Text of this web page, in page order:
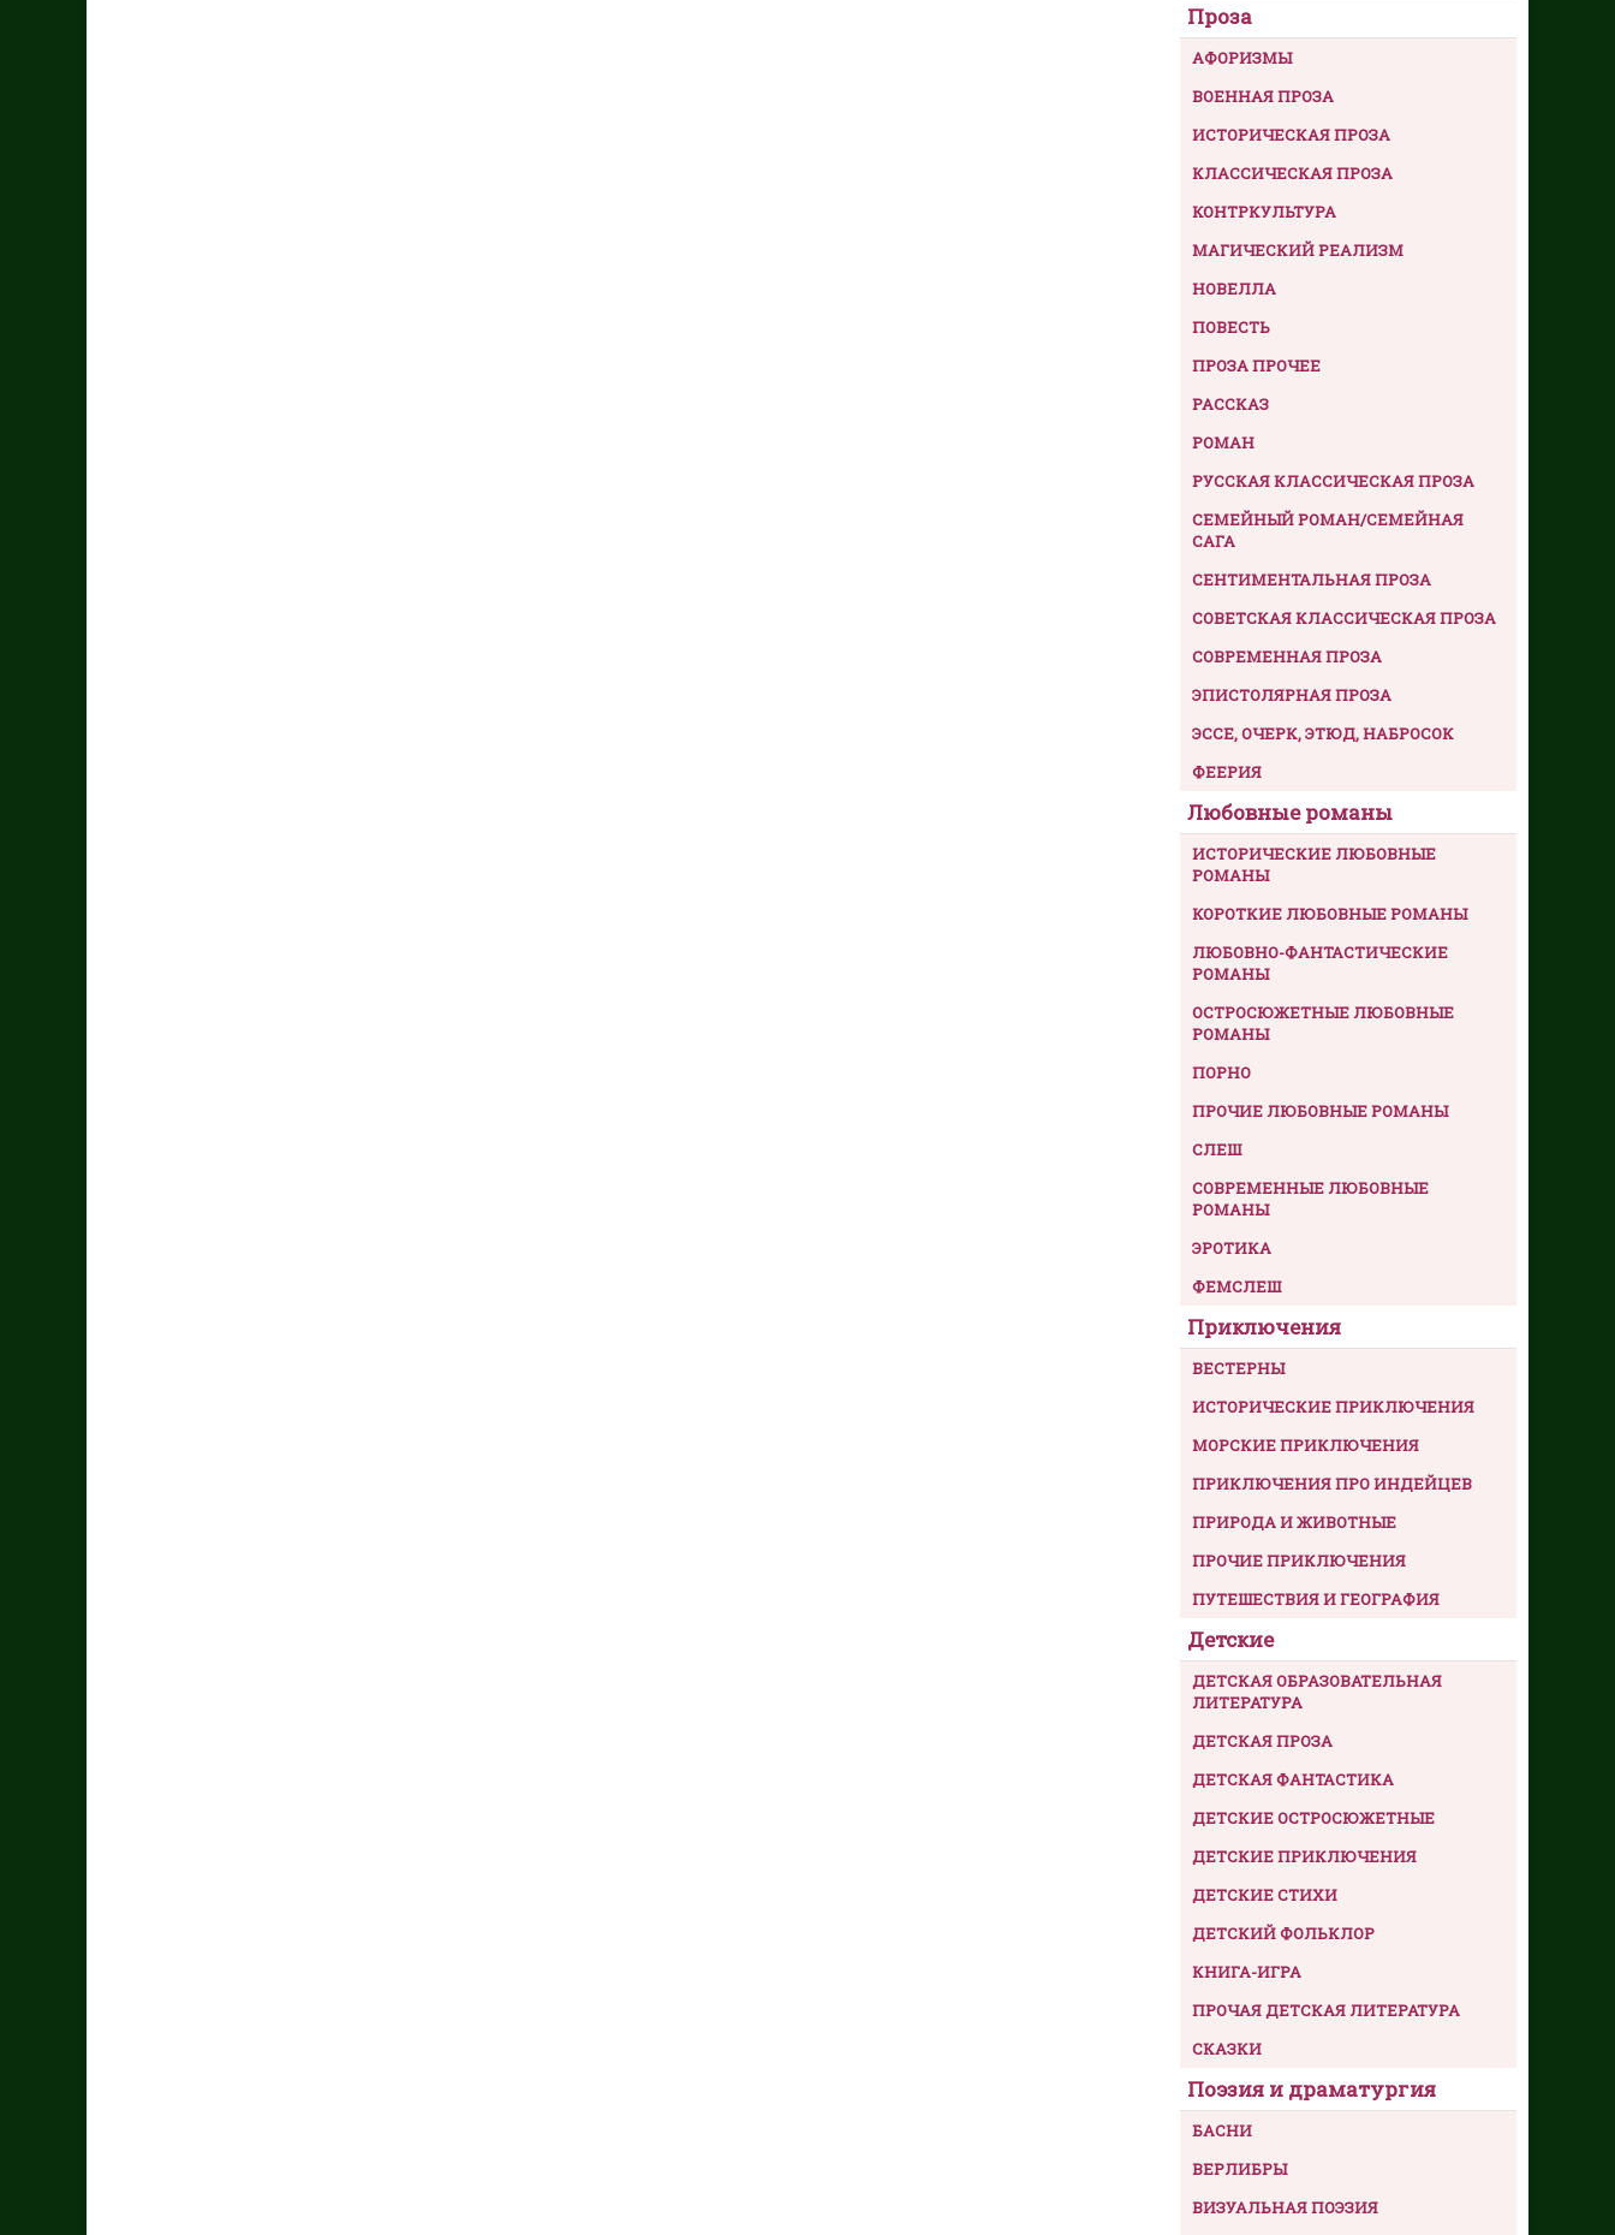
Проза
АФОРИЗМЫ
ВОЕННАЯ ПРОЗА
ИСТОРИЧЕСКАЯ ПРОЗА
КЛАССИЧЕСКАЯ ПРОЗА
КОНТРКУЛЬТУРА
МАГИЧЕСКИЙ РЕАЛИЗМ
НОВЕЛЛА
ПОВЕСТЬ
ПРОЗА ПРОЧЕЕ
РАССКАЗ
РОМАН
РУССКАЯ КЛАССИЧЕСКАЯ ПРОЗА
СЕМЕЙНЫЙ РОМАН/СЕМЕЙНАЯ
САГА
СЕНТИМЕНТАЛЬНАЯ ПРОЗА
СОВЕТСКАЯ КЛАССИЧЕСКАЯ ПРОЗА
СОВРЕМЕННАЯ ПРОЗА
ЭПИСТОЛЯРНАЯ ПРОЗА
ЭССЕ, ОЧЕРК, ЭТЮД, НАБРОСОК
ФЕЕРИЯ
Любовные романы
ИСТОРИЧЕСКИЕ ЛЮБОВНЫЕ
РОМАНЫ
КОРОТКИЕ ЛЮБОВНЫЕ РОМАНЫ
ЛЮБОВНО-ФАНТАСТИЧЕСКИЕ
РОМАНЫ
ОСТРОСЮЖЕТНЫЕ ЛЮБОВНЫЕ
РОМАНЫ
ПОРНО
ПРОЧИЕ ЛЮБОВНЫЕ РОМАНЫ
СЛЕШ
СОВРЕМЕННЫЕ ЛЮБОВНЫЕ
РОМАНЫ
ЭРОТИКА
ФЕМСЛЕШ
Приключения
ВЕСТЕРНЫ
ИСТОРИЧЕСКИЕ ПРИКЛЮЧЕНИЯ
МОРСКИЕ ПРИКЛЮЧЕНИЯ
ПРИКЛЮЧЕНИЯ ПРО ИНДЕЙЦЕВ
ПРИРОДА И ЖИВОТНЫЕ
ПРОЧИЕ ПРИКЛЮЧЕНИЯ
ПУТЕШЕСТВИЯ И ГЕОГРАФИЯ
Детские
ДЕТСКАЯ ОБРАЗОВАТЕЛЬНАЯ
ЛИТЕРАТУРА
ДЕТСКАЯ ПРОЗА
ДЕТСКАЯ ФАНТАСТИКА
ДЕТСКИЕ ОСТРОСЮЖЕТНЫЕ
ДЕТСКИЕ ПРИКЛЮЧЕНИЯ
ДЕТСКИЕ СТИХИ
ДЕТСКИЙ ФОЛЬКЛОР
КНИГА-ИГРА
ПРОЧАЯ ДЕТСКАЯ ЛИТЕРАТУРА
СКАЗКИ
Поэзия и драматургия
БАСНИ
ВЕРЛИБРЫ
ВИЗУАЛЬНАЯ ПОЭЗИЯ